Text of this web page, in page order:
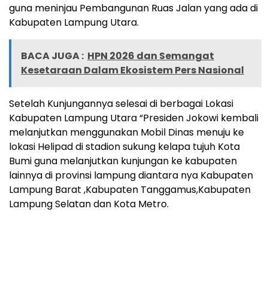
guna meninjau Pembangunan Ruas Jalan yang ada di
Kabupaten Lampung Utara.
BACA JUGA : HPN 2026 dan Semangat
Kesetaraan Dalam Ekosistem Pers Nasional
Setelah Kunjungannya selesai di berbagai Lokasi
Kabupaten Lampung Utara “Presiden Jokowi kembali
melanjutkan menggunakan Mobil Dinas menuju ke
lokasi Helipad di stadion sukung kelapa tujuh Kota
Bumi guna melanjutkan kunjungan ke kabupaten
lainnya di provinsi lampung diantara nya Kabupaten
Lampung Barat ,Kabupaten Tanggamus,Kabupaten
Lampung Selatan dan Kota Metro.